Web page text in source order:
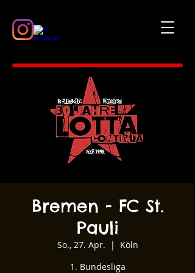
Bremen - FC St.
Pauli
So., 27. Apr.
  |
Köln
1. Bundesliga